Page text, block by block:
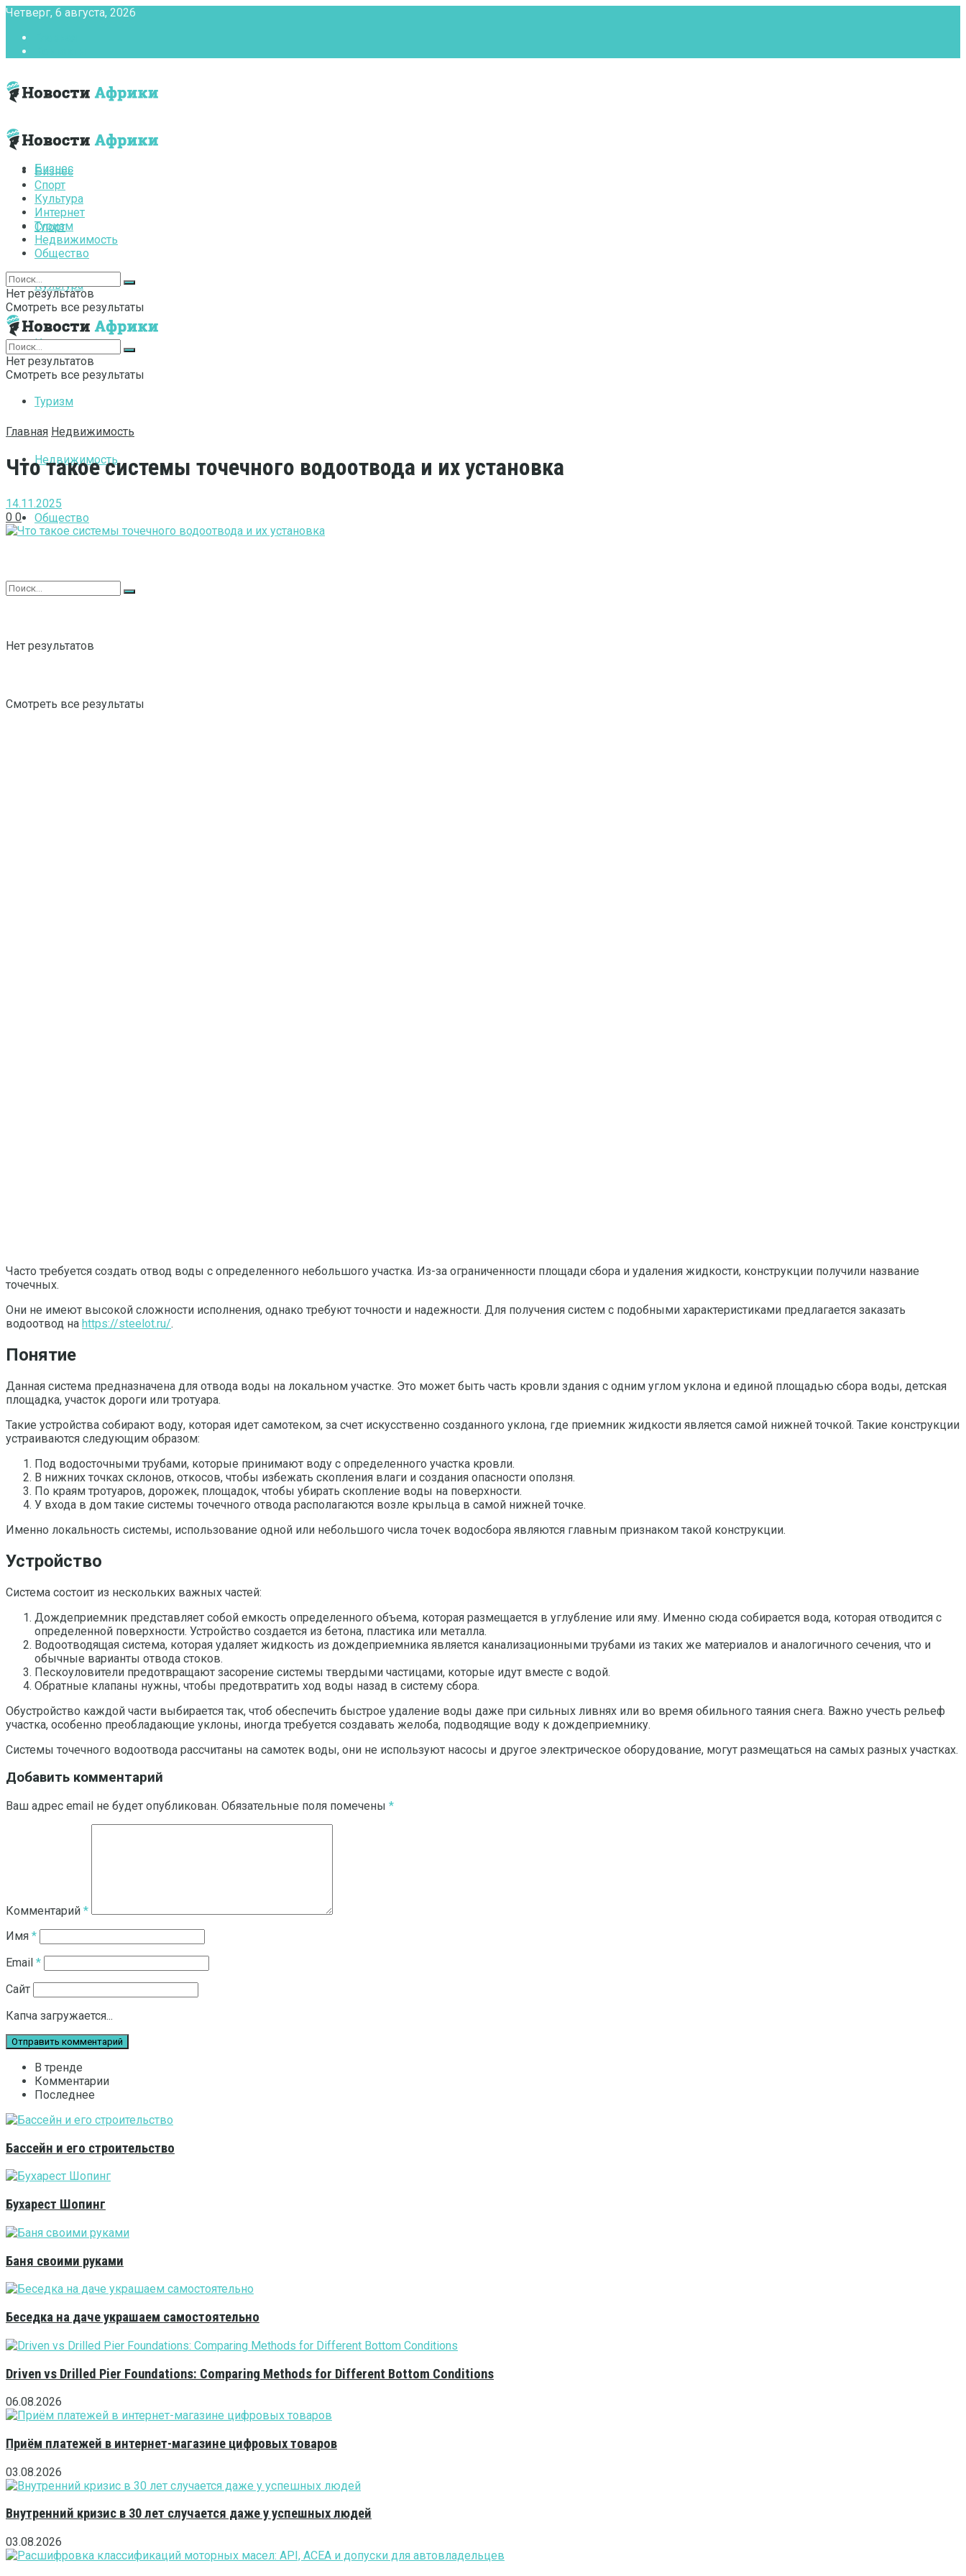
Четверг, 6 августа, 2026
Бизнес
Спорт
Культура
Интернет
Туризм
Недвижимость
Общество
Нет результатов
Смотреть все результаты
Бизнес
Спорт
Культура
Интернет
Туризм
Недвижимость
Общество
Нет результатов
Смотреть все результаты
Нет результатов
Смотреть все результаты
Главная Недвижимость
Что такое системы точечного водоотвода и их установка
14.11.2025
0 0
Часто требуется создать отвод воды с определенного небольшого участка. Из-за ограниченности площади сбора и удаления жидкости, конструкции получили название
точечных.
Они не имеют высокой сложности исполнения, однако требуют точности и надежности. Для получения систем с подобными характеристиками предлагается заказать
водоотвод на https://steelot.ru/.
Понятие
Данная система предназначена для отвода воды на локальном участке. Это может быть часть кровли здания с одним углом уклона и единой площадью сбора воды, детская
площадка, участок дороги или тротуара.
Такие устройства собирают воду, которая идет самотеком, за счет искусственно созданного уклона, где приемник жидкости является самой нижней точкой. Такие конструкции
устраиваются следующим образом:
Под водосточными трубами, которые принимают воду с определенного участка кровли.
В нижних точках склонов, откосов, чтобы избежать скопления влаги и создания опасности оползня.
По краям тротуаров, дорожек, площадок, чтобы убирать скопление воды на поверхности.
У входа в дом такие системы точечного отвода располагаются возле крыльца в самой нижней точке.
Именно локальность системы, использование одной или небольшого числа точек водосбора являются главным признаком такой конструкции.
Устройство
Система состоит из нескольких важных частей:
Дождеприемник представляет собой емкость определенного объема, которая размещается в углубление или яму. Именно сюда собирается вода, которая отводится с
определенной поверхности. Устройство создается из бетона, пластика или металла.
Водоотводящая система, которая удаляет жидкость из дождеприемника является канализационными трубами из таких же материалов и аналогичного сечения, что и
обычные варианты отвода стоков.
Пескоуловители предотвращают засорение системы твердыми частицами, которые идут вместе с водой.
Обратные клапаны нужны, чтобы предотвратить ход воды назад в систему сбора.
Обустройство каждой части выбирается так, чтоб обеспечить быстрое удаление воды даже при сильных ливнях или во время обильного таяния снега. Важно учесть рельеф
участка, особенно преобладающие уклоны, иногда требуется создавать желоба, подводящие воду к дождеприемнику.
Системы точечного водоотвода рассчитаны на самотек воды, они не используют насосы и другое электрическое оборудование, могут размещаться на самых разных участках.
Добавить комментарий
Ваш адрес email не будет опубликован. Обязательные поля помечены *
Комментарий *
Имя *
Email *
Сайт
Капча загружается...
В тренде
Комментарии
Последнее
Бассейн и его строительство
Бухарест Шопинг
Баня своими руками
Беседка на даче украшаем самостоятельно
Driven vs Drilled Pier Foundations: Comparing Methods for Different Bottom Conditions
06.08.2026
Приём платежей в интернет-магазине цифровых товаров
03.08.2026
Внутренний кризис в 30 лет случается даже у успешных людей
03.08.2026